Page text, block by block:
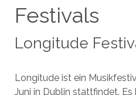
Festivals
Longitude
Longitude ist ein
Juni in Dublin stattfindet.